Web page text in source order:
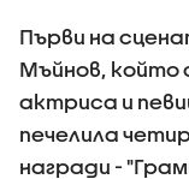
Първи на
Мъйнов, който
актриса и
печелила
награди -